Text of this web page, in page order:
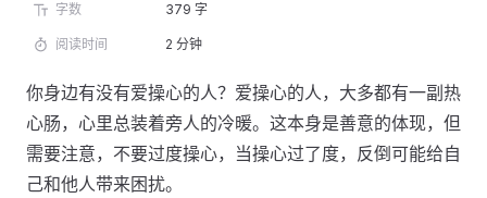
字数 379 字
阅读时间 2 分钟
你身边有没有爱操心的人？爱操心的人，大多都有一副热
心肠，心里总装着旁人的冷暖。这本身是善意的体现，但
需要注意，不要过度操心，当操心过了度，反倒可能给自
己和他人带来困扰。